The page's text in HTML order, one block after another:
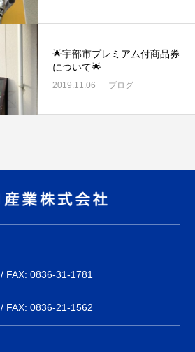
🌟宇部市プレミアム付商品券
について🌟
2019.11.06 ブログ
/ FAX: 0836-31-1781
/ FAX: 0836-21-1562